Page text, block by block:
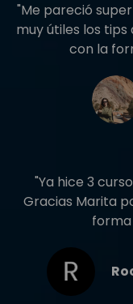
"Me pareció
muy útiles los
con la
"Ya hice 3
Gracias Marita